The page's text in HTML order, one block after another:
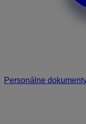
Personálne